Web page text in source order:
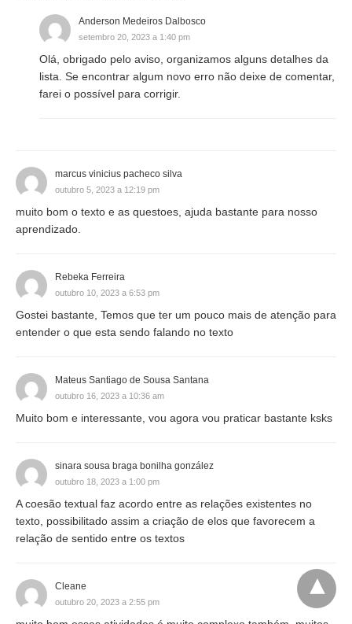
Anderson Medeiros Dalbosco
setembro 20, 2023 a 1:40 pm
Olá, obrigado pelo aviso, organizamos alguns detalhes da
lista. Se encontrar algum novo erro não deixe de comentar,
farei o possível para corrigir.
marcus vinicius pacheco silva
outubro 5, 2023 a 12:19 pm
muito bom o texto e as questoes, ajuda bastante para nosso
aprendizado.
Rebeka Ferreira
outubro 10, 2023 a 6:53 pm
Gostei bastante, Temos que ter um pouco mais de atenção para
entender o que esta sendo falando no texto
Mateus Santiago de Sousa Santana
outubro 16, 2023 a 10:36 am
Muito bom e interessante, vou agora vou praticar bastante ksks
sinara sousa braga bonilha gonzález
outubro 18, 2023 a 1:00 pm
A coesão textual faz acordo entre as relações existentes no
texto, possibilitado assim a criação de elos que favorecem a
relação de sentido entre os textos
Cleane
outubro 20, 2023 a 2:55 pm